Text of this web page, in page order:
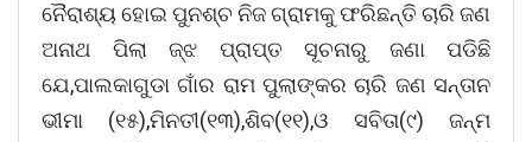
ନୈରାଶ୍ୟ ହୋଇ ପୁନଶ୍ଚ ନିଜ ଗ୍ରାମକୁ ଫରିଛନ୍ତି ଚାରି ଜଣ
ଅନାଥ ପିଲା ଜ୍ଝ ପ୍ରାପ୍ତ ସୂଚନାରୁ ଜଣା ପଡିଛି
ଯେ,ପାଲକାଗୁଡା ଗାଁର ରାମ ପୁଲାଙ୍କର ଚାରି ଜଣ ସନ୍ତାନ
ଭୀମା (୧୫),ମିନତୀ(୧୩),ଶିବ(୧୧),ଓ ସବିତା(୯) ଜନ୍ମ